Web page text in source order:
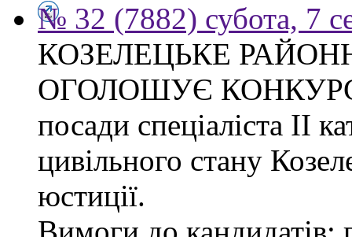
№ 32 (7882) субота, 7
КОЗЕЛЕЦЬКЕ
ОГОЛОШУЄ КОНКУРС
посади спеціаліста ІІ
цивільного стану
юстиції.